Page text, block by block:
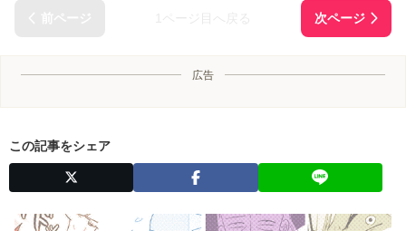
広告
この記事をシェア